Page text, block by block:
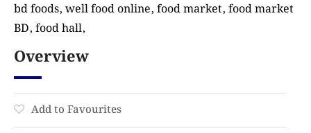
bd foods, well food online, food market, food market
BD, food hall,
Overview
Add to Favourites